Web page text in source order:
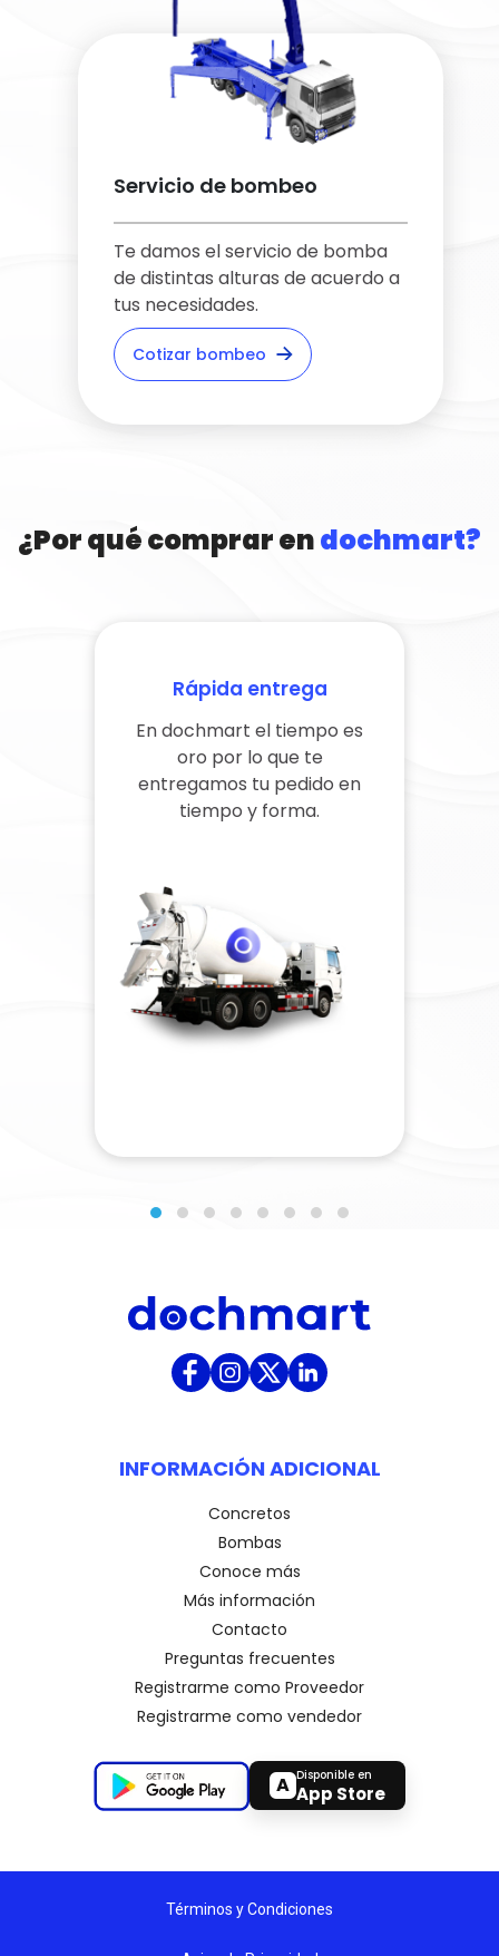
Servicio de bombeo
Te damos el servicio de bomba
de distintas alturas de acuerdo a
tus necesidades.
Cotizar bombeo
¿Por qué comprar endochmart?
Rápida entrega
En dochmart el tiempo es
oro por lo que te
entregamos tu pedido en
tiempo y forma.
INFORMACIÓN ADICIONAL
Concretos
Bombas
Conoce más
Más información
Contacto
Preguntas frecuentes
Registrarme como Proveedor
Registrarme como vendedor
A Disponible en
App Store
Términos y Condiciones